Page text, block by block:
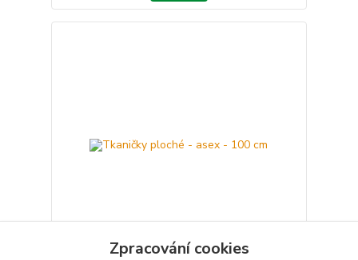
Zpracování cookies